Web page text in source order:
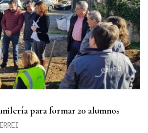
para formar 20 alumnos